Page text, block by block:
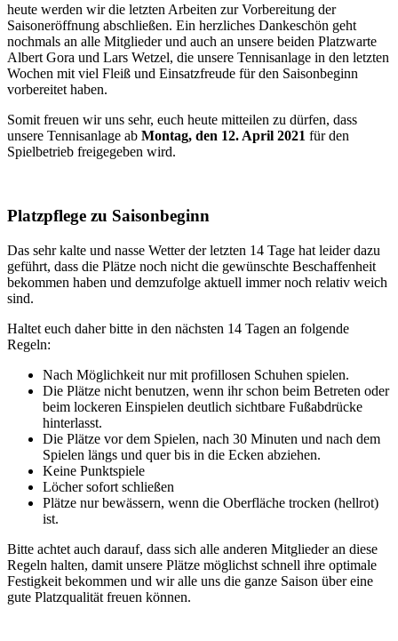
heute werden wir die letzten Arbeiten zur Vorbereitung der
Saisoneröffnung abschließen. Ein herzliches Dankeschön geht
nochmals an alle Mitglieder und auch an unsere beiden Platzwarte
Albert Gora und Lars Wetzel, die unsere Tennisanlage in den letzten
Wochen mit viel Fleiß und Einsatzfreude für den Saisonbeginn
vorbereitet haben.
Somit freuen wir uns sehr, euch heute mitteilen zu dürfen, dass
unsere Tennisanlage ab Montag, den 12. April 2021 für den
Spielbetrieb freigegeben wird.
Platzpflege zu Saisonbeginn
Das sehr kalte und nasse Wetter der letzten 14 Tage hat leider dazu
geführt, dass die Plätze noch nicht die gewünschte Beschaffenheit
bekommen haben und demzufolge aktuell immer noch relativ weich
sind.
Haltet euch daher bitte in den nächsten 14 Tagen an folgende
Regeln:
Nach Möglichkeit nur mit profillosen Schuhen spielen.
Die Plätze nicht benutzen, wenn ihr schon beim Betreten oder
beim lockeren Einspielen deutlich sichtbare Fußabdrücke
hinterlasst.
Die Plätze vor dem Spielen, nach 30 Minuten und nach dem
Spielen längs und quer bis in die Ecken abziehen.
Keine Punktspiele
Löcher sofort schließen
Plätze nur bewässern, wenn die Oberfläche trocken (hellrot)
ist.
Bitte achtet auch darauf, dass sich alle anderen Mitglieder an diese
Regeln halten, damit unsere Plätze möglichst schnell ihre optimale
Festigkeit bekommen und wir alle uns die ganze Saison über eine
gute Platzqualität freuen können.